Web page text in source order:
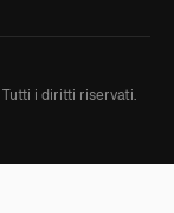
Tutti i diritti riservati.